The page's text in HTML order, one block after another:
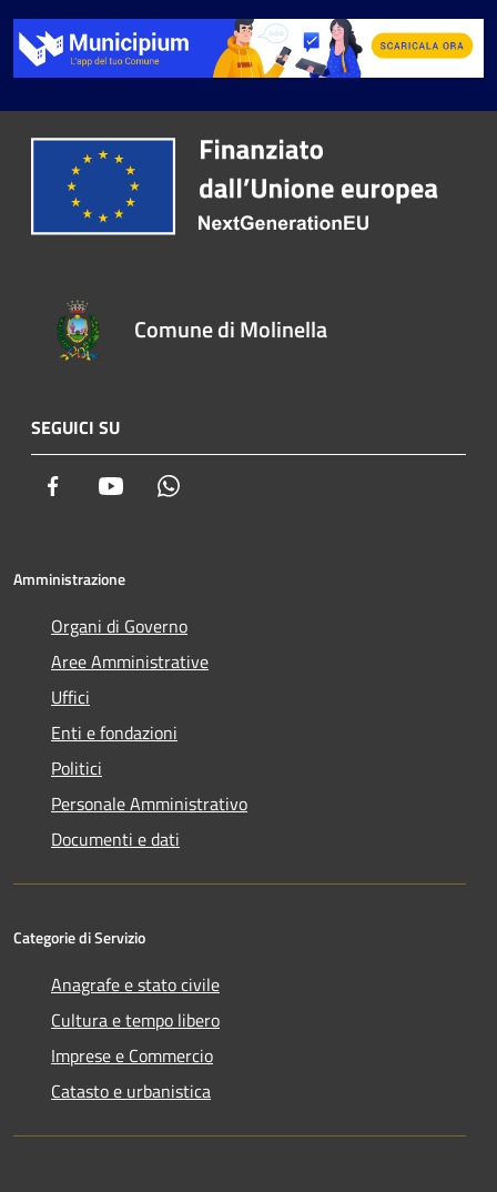
Comune di Molinella
SEGUICI SU
Facebook Youtube
Amministrazione
Organi di Governo
Aree Amministrative
Uffici
Enti e fondazioni
Politici
Personale Amministrativo
Documenti e dati
Categorie di Servizio
Anagrafe e stato civile
Cultura e tempo libero
Imprese e Commercio
Catasto e urbanistica